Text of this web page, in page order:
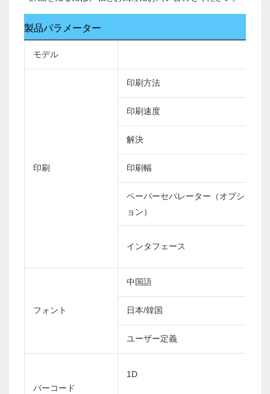
製品パラメーター
モデル
印刷
印刷方法
印刷速度
解決
印刷幅
ペーパーセパレーター（オプシ
ョン）
インタフェース
フォント
中国語
日本/韓国
ユーザー定義
バーコード
1D